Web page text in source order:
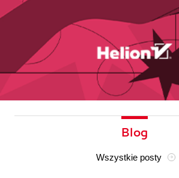
Blog
Wszystkie posty